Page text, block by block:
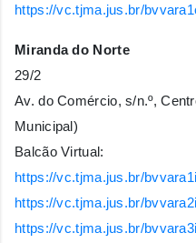
https://vc.tjma.jus.br/
Miranda do Norte
29/2
Av. do Comércio, s/n.º,
Municipal)
Balcão Virtual:
https://vc.tjma.jus.br/
https://vc.tjma.jus.br/
https://vc.tjma.jus.br/